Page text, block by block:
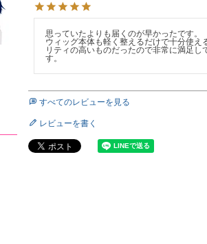
思っていたよりも届くのが早かったです。
ウィッグ本体も軽く整えるだけで十分使え
リティの高いものだったので非常に満足し
す。
すべてのレビューを見る
レビューを書く